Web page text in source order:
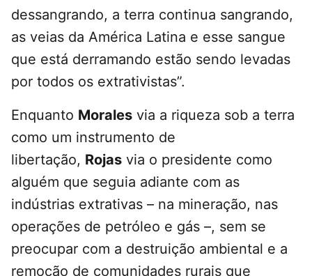
dessangrando, a terra continua sangrando,
as veias da América Latina e esse sangue
que está derramando estão sendo levadas
por todos os extrativistas”.
Enquanto Morales via a riqueza sob a terra
como um instrumento de
libertação, Rojas via o presidente como
alguém que seguia adiante com as
indústrias extrativas – na mineração, nas
operações de petróleo e gás –, sem se
preocupar com a destruição ambiental e a
remoção de comunidades rurais que